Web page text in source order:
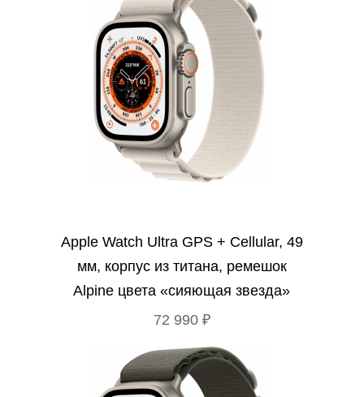
Apple Watch Ultra GPS + Cellular, 49
мм, корпус из титана, ремешок
Alpine цвета «сияющая звезда»
72 990 ₽